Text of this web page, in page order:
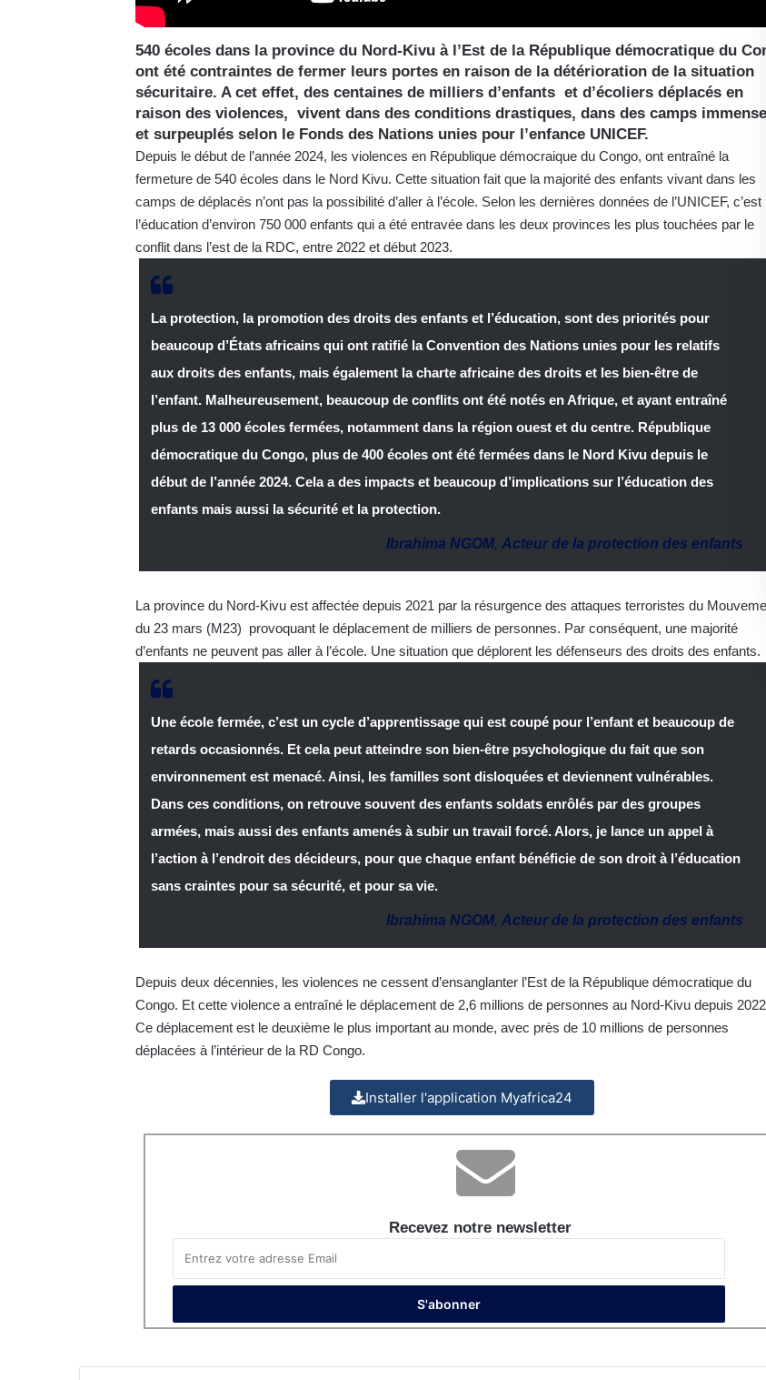
540 écoles dans la province du Nord-Kivu à l’Est de la République démocratique du
ont été contraintes de fermer leurs portes en raison de la détérioration de la situation
sécuritaire. A cet effet, des centaines de milliers d’enfants et d’écoliers déplacés en
raison des violences, vivent dans des conditions drastiques, dans des camps
et surpeuplés selon le Fonds des Nations unies pour l’enfance UNICEF.
Depuis le début de l’année 2024, les violences en République démocraique du Congo, ont entraîné la
fermeture de 540 écoles dans le Nord Kivu. Cette situation fait que la majorité des enfants vivant dans les
camps de déplacés n’ont pas la possibilité d’aller à l’école. Selon les dernières données de l’UNICEF, c’est
l’éducation d’environ 750 000 enfants qui a été entravée dans les deux provinces les plus touchées par le
conflit dans l’est de la RDC, entre 2022 et début 2023.
La protection, la promotion des droits des enfants et l’éducation, sont des priorités pour
beaucoup d’États africains qui ont ratifié la Convention des Nations unies pour les relatifs
aux droits des enfants, mais également la charte africaine des droits et les bien-être de
l’enfant. Malheureusement, beaucoup de conflits ont été notés en Afrique, et ayant entraîné
plus de 13 000 écoles fermées, notamment dans la région ouest et du centre. République
démocratique du Congo, plus de 400 écoles ont été fermées dans le Nord Kivu depuis le
début de l’année 2024. Cela a des impacts et beaucoup d’implications sur l’éducation des
enfants mais aussi la sécurité et la protection.
Ibrahima NGOM,Acteur de la protection des enfants
La province du Nord-Kivu est affectée depuis 2021 par la résurgence des attaques terroristes du
du 23 mars (M23) provoquant le déplacement de milliers de personnes. Par conséquent, une majorité
d’enfants ne peuvent pas aller à l’école. Une situation que déplorent les défenseurs des droits des enfants.
Une école fermée, c’est un cycle d’apprentissage qui est coupé pour l’enfant et beaucoup de
retards occasionnés. Et cela peut atteindre son bien-être psychologique du fait que son
environnement est menacé. Ainsi, les familles sont disloquées et deviennent vulnérables.
Dans ces conditions, on retrouve souvent des enfants soldats enrôlés par des groupes
armées, mais aussi des enfants amenés à subir un travail forcé. Alors, je lance un appel à
l’action à l’endroit des décideurs, pour que chaque enfant bénéficie de son droit à l’éducation
sans craintes pour sa sécurité, et pour sa vie.
Ibrahima NGOM,Acteur de la protection des enfants
Depuis deux décennies, les violences ne cessent d’ensanglanter l’Est de la République démocratique du
Congo. Et cette violence a entraîné le déplacement de 2,6 millions de personnes au Nord-Kivu depuis
Ce déplacement est le deuxième le plus important au monde, avec près de 10 millions de personnes
déplacées à l’intérieur de la RD Congo.
Installer l'application Myafrica24
Recevez notre newsletter